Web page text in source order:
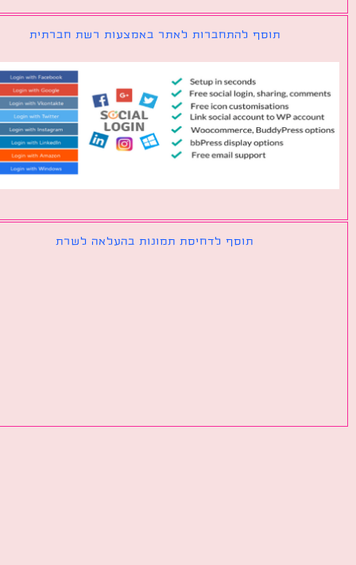
תוסף להתחברות לאתר באמצעות רשת חברתית
תוסף לדחיסת תמונות בהעלאה לשרת